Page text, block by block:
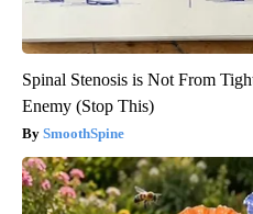
Spinal Stenosis is Not From
Enemy (Stop This)
SmoothSpine